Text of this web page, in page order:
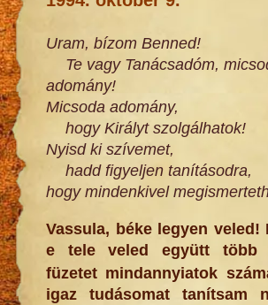
Uram, bízom Benned!
Te vagy Tanácsadóm,
adomány!
Micsoda adomány,
hogy Királyt szolgálhatok!
Nyisd ki szívemet,
hadd figyeljen tanításodra,
hogy mindenkivel
Vassula, béke legyen veled!
e tele veled együtt több
füzetet mindannyiatok
igaz tudásomat tanítsam